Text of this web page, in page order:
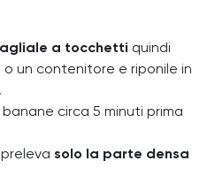
a tocchetti quindi
un contenitore e riponile in
circa 5 minuti prima
solo la parte densa